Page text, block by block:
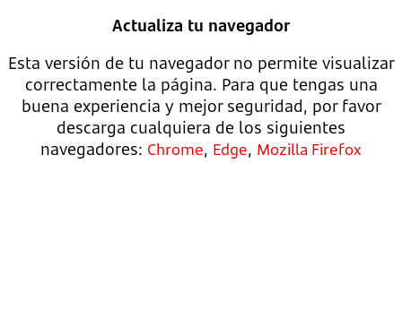
Actualiza tu navegador
Esta versión de tu navegador no permite visualizar
correctamente la página. Para que tengas una
buena experiencia y mejor seguridad, por favor
descarga cualquiera de los siguientes
navegadores: Chrome, Edge, Mozilla Firefox